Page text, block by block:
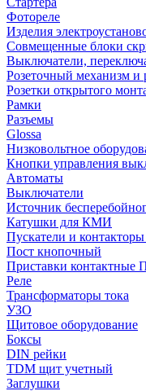
Фотореле
Изделия
Совмещенные блоки
Выключатели,
Розеточный механизм и
Розетки открытого
Рамки
Разъемы
Glossa
Низковольтное
Кнопки управления
Автоматы
Выключатели
Источник
Катушки для КМИ
Пускатели и
Пост кнопочный
Приставки контактные
Реле
Трансформаторы тока
УЗО
Щитовое оборудование
Боксы
DIN рейки
TDM щит учетный
Заглушки